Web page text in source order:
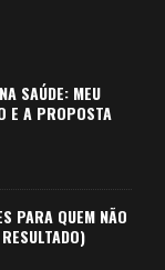
SAÚDE: MEU
E A PROPOSTA
PARA QUEM NÃO